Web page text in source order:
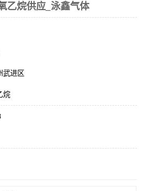
乙烷供应_泳鑫气体
武进区
烷